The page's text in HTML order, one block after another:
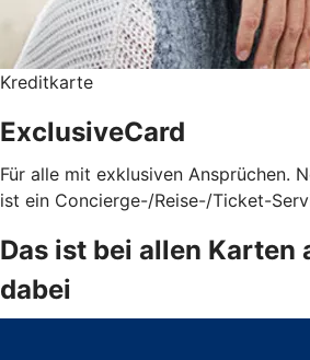
Kreditkarte
ExclusiveCard
Für alle mit exklusiven Ansprüchen.
ist ein Concierge-/Reise-/Ticket-
Das ist bei allen Karten
dabei